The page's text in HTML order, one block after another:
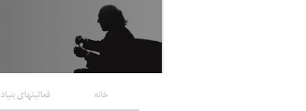
خانه فعالیتهای بنیاد